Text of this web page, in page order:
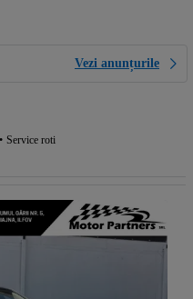
Vezi anunțurile
Service roti